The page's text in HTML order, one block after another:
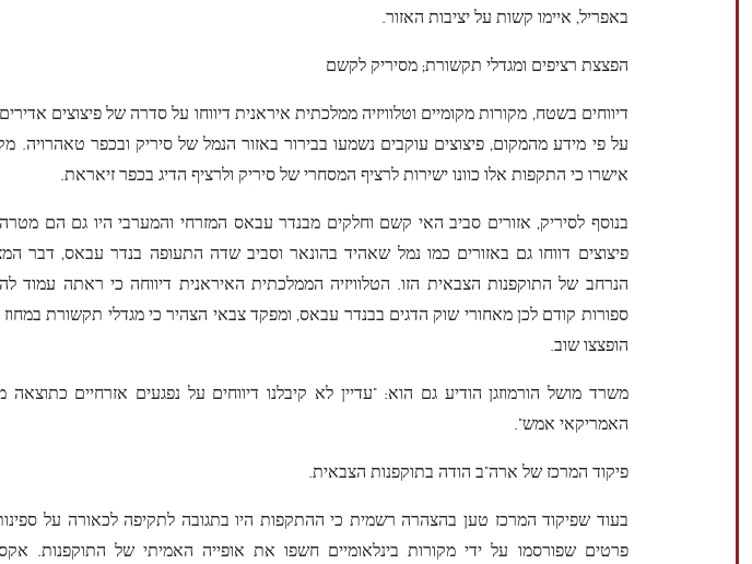
באפריל, איימו קשות על יציבות האזור.
הפצצת רציפים ומגדלי תקשורת; מסיריק לקשם
דיווחים בשטח, מקורות מקומיים וטלוויזיה ממלכתית איראנית דיווחו על סדרה של פיצוצים אדירים
על פי מידע מהמקום, פיצוצים עוקבים נשמעו בבירור באזור הנמל של סיריק ובכפר טאהרויה.
אישרו כי התקפות אלו כוונו ישירות לרציף המסחרי של סיריק ולרציף הדיג בכפר זיאראת.
בנוסף לסיריק, אזורים סביב האי קשם וחלקים מבנדר עבאס המזרחי והמערבי היו גם הם
פיצוצים דווחו גם באזורים כמו נמל שאהיד בהונאר וסביב שדה התעופה בנדר עבאס, דבר
הנרחב של התוקפנות הצבאית הזו. הטלוויזיה הממלכתית האיראנית דיווחה כי ראתה עמוד
ספורות קודם לכן מאחורי שוק הדגים בבנדר עבאס, ומפקד צבאי הצהיר כי מגדלי תקשורת במחוז
הופצצו שוב.
משרד מושל הורמוזגן הודיע גם הוא: "עדיין לא קיבלנו דיווחים על נפגעים אזרחיים
האמריקאי אמש".
פיקוד המרכז של ארה"ב הודה בתוקפנות הצבאית.
בעוד שפיקוד המרכז טען בהצהרה רשמית כי ההתקפות היו בתגובה לתקיפה לכאורה על
פרטים שפורסמו על ידי מקורות בינלאומיים חשפו את אופייה האמיתי של התוקפנות.